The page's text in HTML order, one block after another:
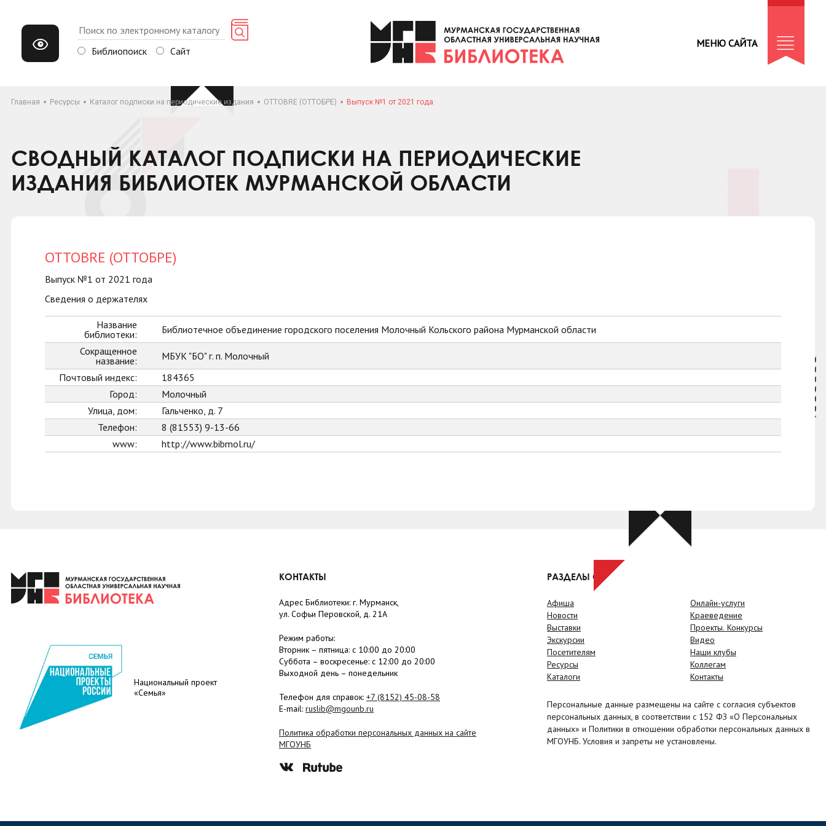
Библиопоиск Сайт
МЕНЮ САЙТА
Главная Ресурсы Каталог подписки на периодические издания OTTOBRE (ОТТОБРЕ) Выпуск №1 от 2021 года
СВОДНЫЙ КАТАЛОГ ПОДПИСКИ НА ПЕРИОДИЧЕСКИЕ
ИЗДАНИЯ БИБЛИОТЕК МУРМАНСКОЙ ОБЛАСТИ
OTTOBRE (ОТТОБРЕ)
Выпуск №1 от 2021 года
Сведения о держателях
Название
библиотеки:
Библиотечное объединение городского поселения Молочный Кольского района Мурманской области
Сокращенное
название:
МБУК "БО" г. п. Молочный
Почтовый индекс:
184365
Город:
Молочный
Улица, дом:
Гальченко, д. 7
Телефон:
8 (81553) 9-13-66
www:
http://www.bibmol.ru/
Национальный проект
«Семья»
КОНТАКТЫ
Адрес Библиотеки: г. Мурманск,
ул. Софьи Перовской, д. 21А
Режим работы:
Вторник – пятница: с 10:00 до 20:00
Суббота – воскресенье: c 12:00 до 20:00
Выходной день – понедельник
Телефон для справок: +7 (8152) 45-08-58
E-mail: ruslib@mgounb.ru
Политика обработки персональных данных на сайте
МГОУНБ
РАЗДЕЛЫ САЙТА
Афиша
Новости
Выставки
Экскурсии
Посетителям
Ресурсы
Каталоги
Онлайн-услуги
Краеведение
Проекты. Конкурсы
Видео
Наши клубы
Коллегам
Контакты
Персональные данные размещены на сайте с согласия субъектов
персональных данных, в соответствии с 152 ФЗ «О Персональных
данных» и Политики в отношении обработки персональных данных в
МГОУНБ. Условия и запреты не установлены.